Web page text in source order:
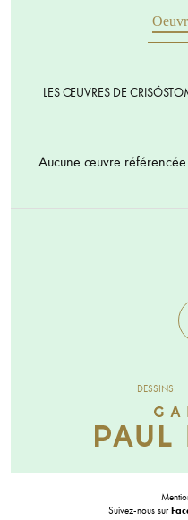
LES ŒUVRES DE
Aucune œuvre référencée
DESSINS
Suivez-nous sur